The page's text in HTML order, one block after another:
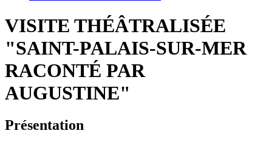
VISITE THÉÂTRALISÉE
"SAINT-PALAIS-SUR-MER
RACONTÉ PAR
AUGUSTINE"
Présentation